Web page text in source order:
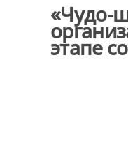
«Чудо-
этапе